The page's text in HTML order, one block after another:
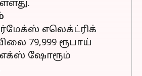
எலெக்ட்ரிக்
79,999 ரூபாய்
எக்ஸ் ஷோரூம்